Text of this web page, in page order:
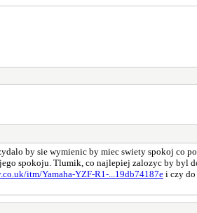
by sie wymienic by miec swiety spokoj co
spokoju. Tlumik, co najlepiej zalozyc by byl
itm/Yamaha-YZF-R1-...19db74187ei czy do